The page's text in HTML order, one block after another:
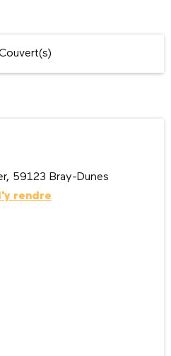
59123 Bray-Dunes
rendre